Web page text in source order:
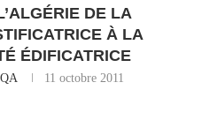
DE LA
À LA
ÉDIFICATRICE
11 octobre 2011